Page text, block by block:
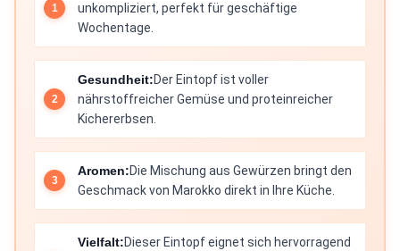
unkompliziert, perfekt für geschäftige
Wochentage.
Gesundheit:Der Eintopf ist voller
nährstoffreicher Gemüse und proteinreicher
Kichererbsen.
Aromen:Die Mischung aus Gewürzen bringt den
Geschmack von Marokko direkt in Ihre Küche.
Vielfalt:Dieser Eintopf eignet sich hervorragend